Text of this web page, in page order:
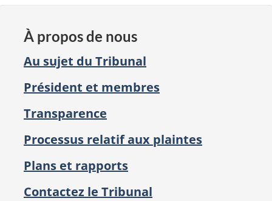
À propos de nous
Au sujet du Tribunal
Président et membres
Transparence
Processus relatif aux plaintes
Plans et rapports
Contactez le Tribunal